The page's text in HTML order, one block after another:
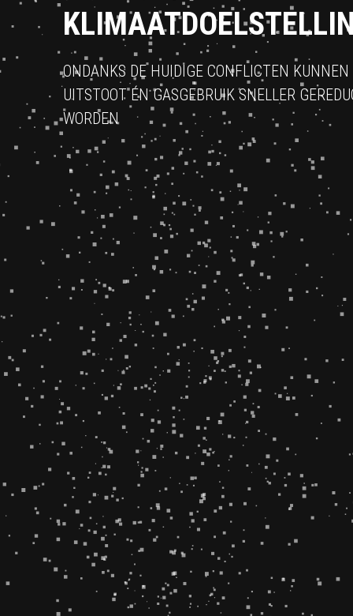
ONDANKS DE HUIDIGE CONFLICTEN KUNNEN
UITSTOOT ÉN GASGEBRUIK SNELLER
WORDEN